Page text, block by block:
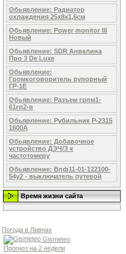
Обьявление: Радиатор
охлаждения 25х8х1,6см
Обьявление: Power monitor III
Новый
Обьявление: SDR Анвелина
Про 3 De Luxe
Обьявление:
Громкоговоритель рупорный
ГР-1Е
Обьявление: Разъем грпм1-
61гп2-в
Обьявление: Рубильник Р-2315
1600А
Обьявление: Добавочное
устройство ДЭЧ/З к
частотомеру
Обьявление: Впф11-01-122100-
54у2 - выключатель путевой
Время жизни сайта
Погода в Ливнах
Gismeteo
Прогноз на 2 недели